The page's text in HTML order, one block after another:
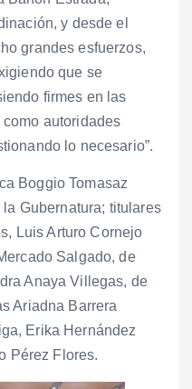
y desde el
grandes esfuerzos,
que se
firmes en las
autoridades
lo necesario”.
Boggio Tomasaz
Gubernatura; titulares
Luis Arturo Cornejo
Salgado, de
Anaya Villegas, de
Ariadna Barrera
Erika Hernández
Pérez Flores.